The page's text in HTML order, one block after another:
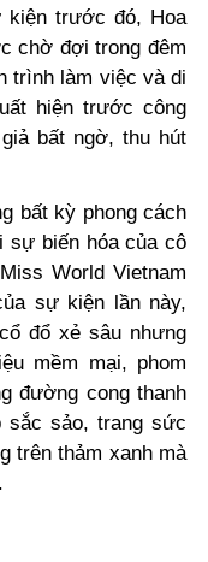
kiện trước đó, Hoa
chờ đợi trong đêm
trình làm việc và di
hiện trước công
bất ngờ, thu hút
bất kỳ phong cách
sự biến hóa của cô
World Vietnam
sự kiện lần này,
đổ xẻ sâu nhưng
mềm mại, phom
đường cong thanh
sắc sảo, trang sức
trên thảm xanh mà